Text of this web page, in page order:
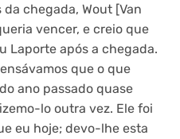
chegada, Wout [Van
vencer, e creio que
Laporte após a chegada.
que o que
ano passado quase
lo outra vez. Ele foi
eu hoje; devo-lhe esta